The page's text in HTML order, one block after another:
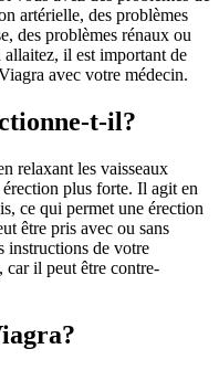
artérielle, des problèmes
des problèmes rénaux ou
allaitez, il est important de
avec votre médecin.
t-il?
relaxant les vaisseaux
plus forte. Il agit en
ce qui permet une érection
être pris avec ou sans
instructions de votre
car il peut être contre-